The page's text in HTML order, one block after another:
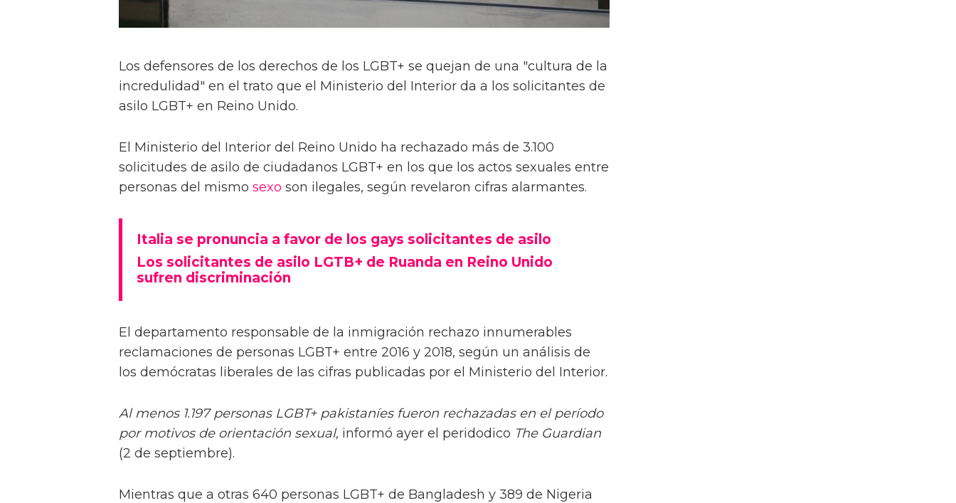
Los defensores de los derechos de los LGBT+ se quejan de una "cultura de la
incredulidad" en el trato que el Ministerio del Interior da a los solicitantes de
asilo LGBT+ en Reino Unido.
El Ministerio del Interior del Reino Unido ha rechazado más de 3.100
solicitudes de asilo de ciudadanos LGBT+ en los que los actos sexuales entre
personas del mismo sexo son ilegales, según revelaron cifras alarmantes.
Italia se pronuncia a favor de los gays solicitantes de asilo
Los solicitantes de asilo LGTB+ de Ruanda en Reino Unido
sufren discriminación
El departamento responsable de la inmigración rechazo innumerables
reclamaciones de personas LGBT+ entre 2016 y 2018, según un análisis de
los demócratas liberales de las cifras publicadas por el Ministerio del Interior.
Al menos 1.197 personas LGBT+ pakistaníes fueron rechazadas en el período
por motivos de orientación sexual, informó ayer el peridodico The Guardian
(2 de septiembre).
Mientras que a otras 640 personas LGBT+ de Bangladesh y 389 de Nigeria